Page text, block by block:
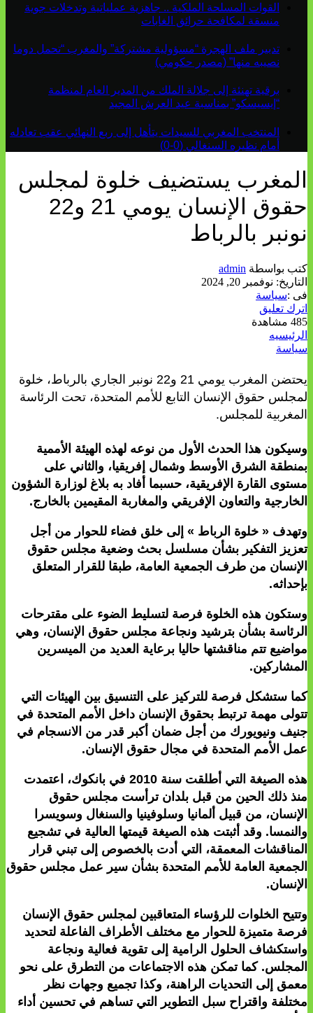
القوات المسلحة الملكية .. جاهزية عملياتية وتدخلات جوية
منسقة لمكافحة حرائق الغابات
تدبير ملف الهجرة “مسؤولية مشتركة” والمغرب “تحمل دوما
نصيبه منها” (مصدر حكومي)
برقية تهنئة إلى جلالة الملك من المدير العام لمنظمة
“إيسيسكو” بمناسبة عيد العرش المجيد
المنتخب المغربي للسيدات يتأهل إلى ربع النهائي عقب تعادله
أمام نظيره السنغالي (0-0)
المغرب يستضيف خلوة لمجلس
حقوق الإنسان يومي 21 و22
نونبر بالرباط
كتب بواسطة admin
التاريخ: نوفمبر 20, 2024
فى :سياسة
اترك تعليق
485 مشاهدة
الرئيسيه
سياسة
يحتضن المغرب يومي 21 و22 نونبر الجاري بالرباط، خلوة
لمجلس حقوق الإنسان التابع للأمم المتحدة، تحت الرئاسة
المغربية للمجلس.
وسيكون هذا الحدث الأول من نوعه لهذه الهيئة الأممية
بمنطقة الشرق الأوسط وشمال إفريقيا، والثاني على
مستوى القارة الإفريقية، حسبما أفاد به بلاغ لوزارة الشؤون
الخارجية والتعاون الإفريقي والمغاربة المقيمين بالخارج.
وتهدف « خلوة الرباط » إلى خلق فضاء للحوار من أجل
تعزيز التفكير بشأن مسلسل بحث وضعية مجلس حقوق
الإنسان من طرف الجمعية العامة، طبقا للقرار المتعلق
بإحداثه.
وستكون هذه الخلوة فرصة لتسليط الضوء على مقترحات
الرئاسة بشأن بترشيد ونجاعة مجلس حقوق الإنسان، وهي
مواضيع تتم مناقشتها حاليا برعاية العديد من الميسرين
المشاركين.
كما ستشكل فرصة للتركيز على التنسيق بين الهيئات التي
تتولى مهمة ترتبط بحقوق الإنسان داخل الأمم المتحدة في
جنيف ونيويورك من أجل ضمان أكبر قدر من الانسجام في
عمل الأمم المتحدة في مجال حقوق الإنسان.
هذه الصيغة التي أطلقت سنة 2010 في بانكوك، اعتمدت
منذ ذلك الحين من قبل بلدان ترأست مجلس حقوق
الإنسان، من قبيل ألمانيا وسلوفينيا والسنغال وسويسرا
والنمسا. وقد أثبتت هذه الصيغة قيمتها العالية في تشجيع
المناقشات المعمقة، التي أدت بالخصوص إلى تبني قرار
الجمعية العامة للأمم المتحدة بشأن سير عمل مجلس حقوق
الإنسان.
وتتيح الخلوات للرؤساء المتعاقبين لمجلس حقوق الإنسان
فرصة متميزة للحوار مع مختلف الأطراف الفاعلة لتحديد
واستكشاف الحلول الرامية إلى تقوية فعالية ونجاعة
المجلس. كما تمكن هذه الاجتماعات من التطرق على نحو
معمق إلى التحديات الراهنة، وكذا تجميع وجهات نظر
مختلفة واقتراح سبل التطوير التي تساهم في تحسين أداء